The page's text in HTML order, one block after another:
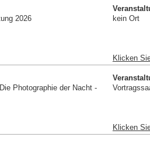
2026
kein Ort
Klicken
Photographie der Nacht -
Klicken